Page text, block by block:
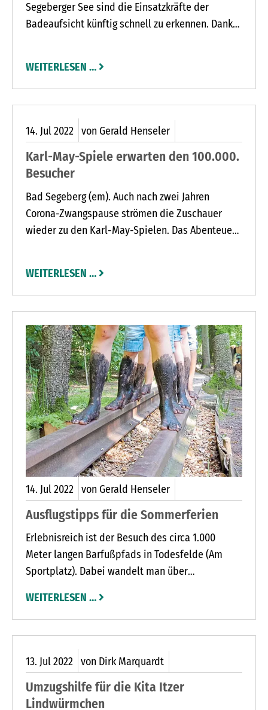
Segeberger See sind die Einsatzkräfte der
Badeaufsicht künftig schnell zu erkennen. Dank
einheitliche Einsatzkleidung. Lions-Präsident
Christopher Reitt und Gummi-Hamann-Inhaber
Rolf Hamann überreichten 19 hellblaue
Kapuzenpullover und 19 Poloshirts an Dirk Reher,
den Vorsitzenden des Segeberger Sportfischer-
Vereins.
WEITERLESEN …
14. Jul2022 von Gerald Henseler
Karl-May-Spiele erwarten den 100.000.
Besucher
Bad Segeberg (em). Auch nach zwei Jahren
Corona-Zwangspause strömen die Zuschauer
wieder zu den Karl-May-Spielen. Das Abenteuer
die Karl-May-Spiele um 20 Uhr den 100.000.
Besucher der Saison 2022. Der Jubiläumsgast
kommt zur 22. Aufführung. Zum Vergleich die vier
Spielzeiten vor der Unterbrechung – 2016: 28.
Vorstellung, 2017: 27. Vorstellung, 2018: 24.
Vorstellung, 2019: 20. Vorstellung.
WEITERLESEN …
14. Jul2022 von Gerald Henseler
Ausflugstipps für die Sommerferien
Erlebnisreich ist der Besuch des circa 1.000
Meter langen Barfußpfads in Todesfelde (Am
Sportplatz). Dabei wandelt man über
Glasscherben, Muscheln und vielen anderen
Untergründen wie Moor, Schlick und Lehm. Diese
Wanderung ist ein gutes Training für Körper, Geist
und Seele. Geöffnet hat der Barfußpfad des
Vereins Kinder – Werkstatt – Bund montags bis
sonntags von 10 bis 18 Uhr. Erwachsene zahlen
acht Euro Eintritt, Kinder vier Euro.
WEITERLESEN …
13. Jul2022 von Dirk Marquardt
Umzugshilfe für die Kita Itzer
Lindwürmchen